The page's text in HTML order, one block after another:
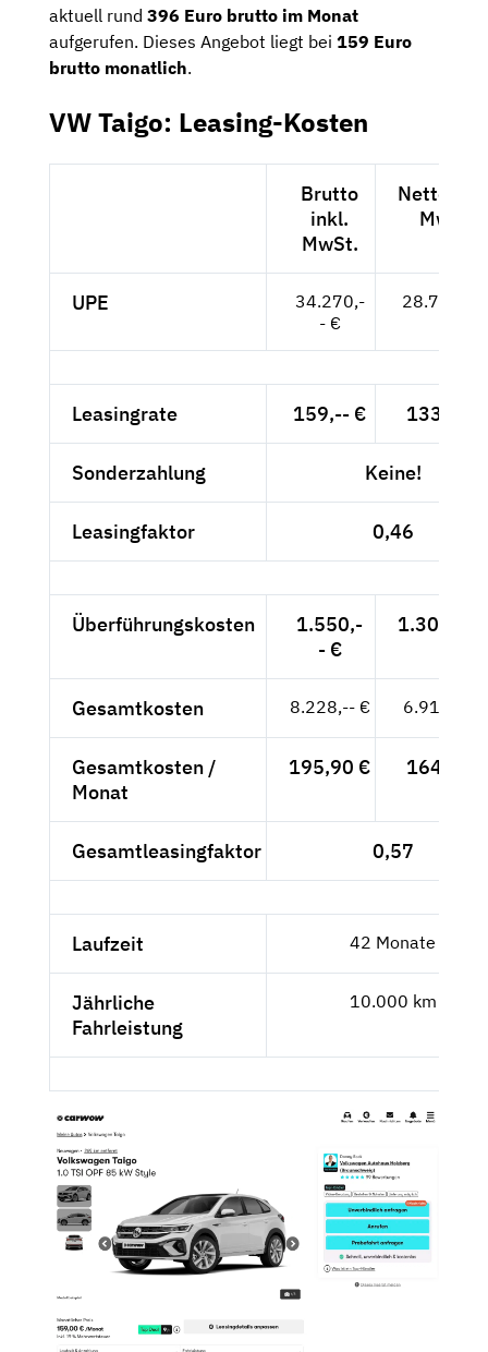
aktuell rund 396 Euro brutto im Monat
aufgerufen. Dieses Angebot liegt bei 159 Euro
brutto monatlich.
VW Taigo: Leasing-Kosten
Brutto
inkl.
MwSt.
Netto
MwSt.
UPE
34.270,-
- €
28.798,--
Leasingrate 159,-- € 133,61 €
Sonderzahlung Keine!
Leasingfaktor 0,46
Überführungskosten
1.550,-
- €
1.302,52
Gesamtkosten 8.228,-- € 6.914,29
Gesamtkosten /
Monat
195,90 € 164,63 €
Gesamtleasingfaktor 0,57
Laufzeit 42 Monate
Jährliche
Fahrleistung
10.000 km